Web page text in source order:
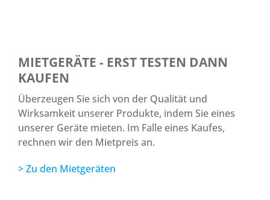
MIETGERÄTE - ERST TESTEN DANN
KAUFEN
Überzeugen Sie sich von der Qualität und
Wirksamkeit unserer Produkte, indem Sie eines
unserer Geräte mieten. Im Falle eines Kaufes,
rechnen wir den Mietpreis an.
> Zu den Mietgeräten